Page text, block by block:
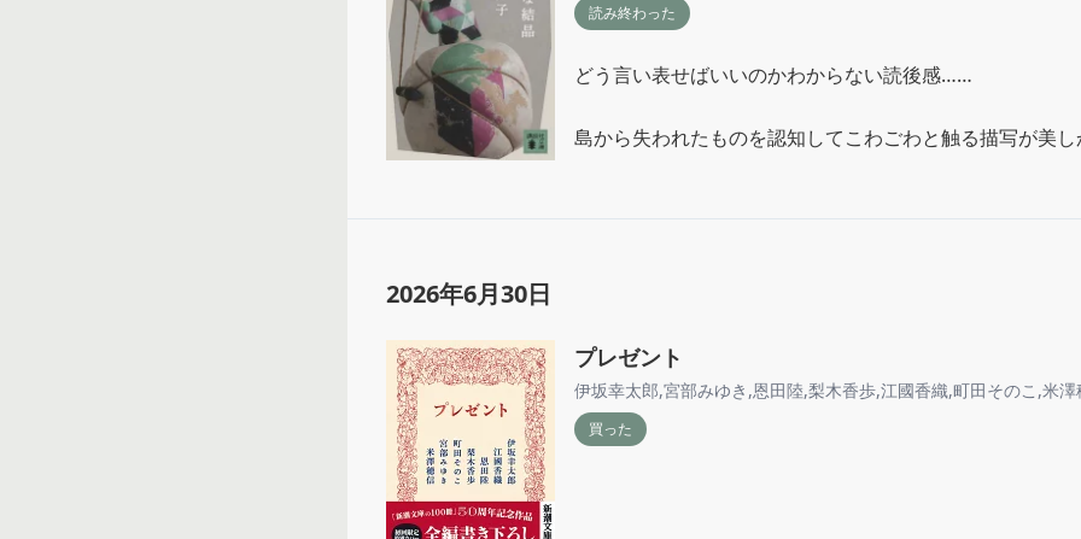
読み終わった
どう言い表せばいいのかわからない読後感……
島から失われたものを認知してこわごわと触る描写が美
結晶として持ち続けることができるかもしれない。
2026年6月30日
プレゼント
伊坂幸太郎,宮部みゆき ,恩田陸,梨木香歩,江國香織,町田そのこ ,米澤
買った